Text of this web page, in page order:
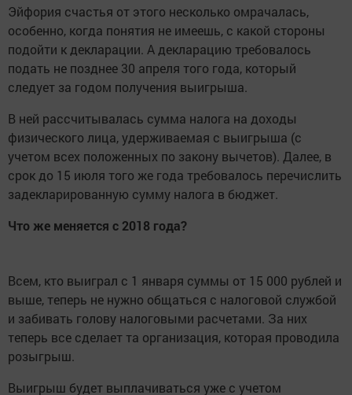
Эйфория счастья от этого несколько омрачалась,
особенно, когда понятия не имеешь, с какой стороны
подойти к декларации. А декларацию требовалось
подать не позднее 30 апреля того года, который
следует за годом получения выигрыша.
В ней рассчитывалась сумма налога на доходы
физического лица, удерживаемая с выигрыша (с
учетом всех положенных по закону вычетов). Далее, в
срок до 15 июля того же года требовалось перечислить
задекларированную сумму налога в бюджет.
Что же меняется с 2018 года?
Всем, кто выиграл с 1 января суммы от 15 000 рублей и
выше, теперь не нужно общаться с налоговой службой
и забивать голову налоговыми расчетами. За них
теперь все сделает та организация, которая проводила
розыгрыш.
Выигрыш будет выплачиваться уже с учетом